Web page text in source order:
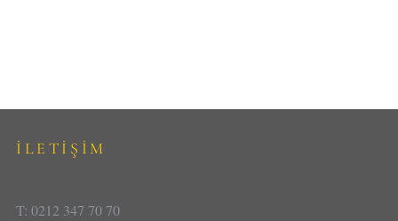
İLETİŞİM
T: 0212 347 70 70